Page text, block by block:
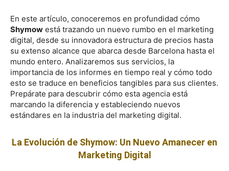
En este artículo, conoceremos en profundidad cómo
Shymow está trazando un nuevo rumbo en el marketing
digital, desde su innovadora estructura de precios hasta
su extenso alcance que abarca desde Barcelona hasta el
mundo entero. Analizaremos sus servicios, la
importancia de los informes en tiempo real y cómo todo
esto se traduce en beneficios tangibles para sus clientes.
Prepárate para descubrir cómo esta agencia está
marcando la diferencia y estableciendo nuevos
estándares en la industria del marketing digital.
La Evolución de Shymow: Un Nuevo Amanecer en
Marketing Digital